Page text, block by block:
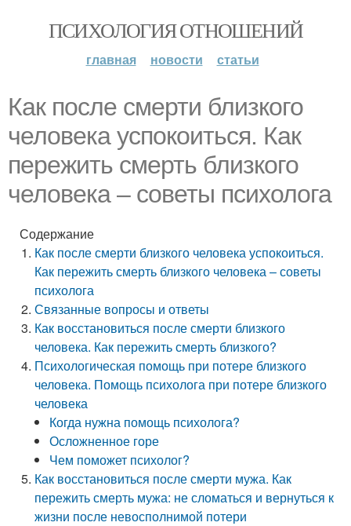
ПСИХОЛОГИЯ ОТНОШЕНИЙ
главная новости статьи
Как после смерти близкого
человека успокоиться. Как
пережить смерть близкого
человека – советы психолога
Содержание
Как после смерти близкого человека успокоиться.
Как пережить смерть близкого человека – советы
психолога
Связанные вопросы и ответы
Как восстановиться после смерти близкого
человека. Как пережить смерть близкого?
Психологическая помощь при потере близкого
человека. Помощь психолога при потере близкого
человека
Когда нужна помощь психолога?
Осложненное горе
Чем поможет психолог?
Как восстановиться после смерти мужа. Как
пережить смерть мужа: не сломаться и вернуться к
жизни после невосполнимой потери